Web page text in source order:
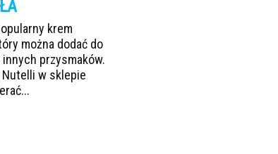
krem
można dodać do
przysmaków.
w sklepie